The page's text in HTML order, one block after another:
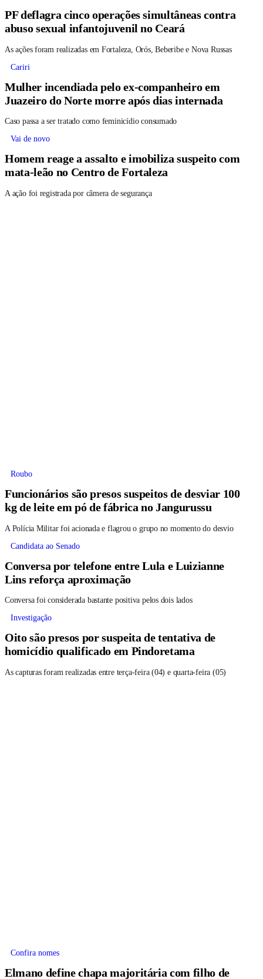
PF deflagra cinco operações simultâneas contra
abuso sexual infantojuvenil no Ceará
As ações foram realizadas em Fortaleza, Orós, Beberibe e Nova Russas
Cariri
Mulher incendiada pelo ex-companheiro em
Juazeiro do Norte morre após dias internada
Caso passa a ser tratado como feminicídio consumado
Vai de novo
Homem reage a assalto e imobiliza suspeito com
mata-leão no Centro de Fortaleza
A ação foi registrada por câmera de segurança
Roubo
Funcionários são presos suspeitos de desviar 100
kg de leite em pó de fábrica no Jangurussu
A Polícia Militar foi acionada e flagrou o grupo no momento do desvio
Candidata ao Senado
Conversa por telefone entre Lula e Luizianne
Lins reforça aproximação
Conversa foi considerada bastante positiva pelos dois lados
Investigação
Oito são presos por suspeita de tentativa de
homicídio qualificado em Pindoretama
As capturas foram realizadas entre terça-feira (04) e quarta-feira (05)
Confira nomes
Elmano define chapa majoritária com filho de